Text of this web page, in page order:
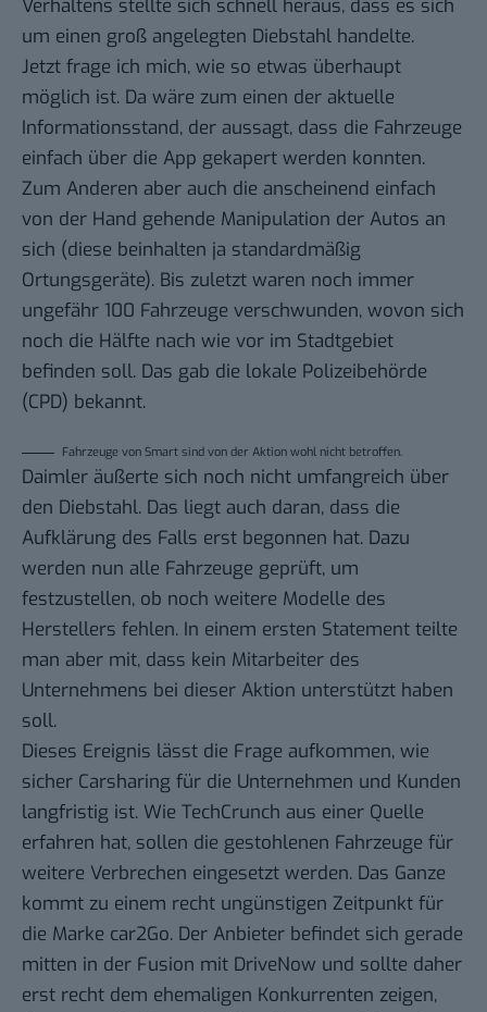
Verhaltens stellte sich schnell heraus, dass es sich
um einen groß angelegten Diebstahl handelte.
Jetzt frage ich mich, wie so etwas überhaupt
möglich ist. Da wäre zum einen der aktuelle
Informationsstand, der aussagt, dass die Fahrzeuge
einfach über die App gekapert werden konnten.
Zum Anderen aber auch die anscheinend einfach
von der Hand gehende Manipulation der Autos an
sich (diese beinhalten ja standardmäßig
Ortungsgeräte). Bis zuletzt waren noch immer
ungefähr 100 Fahrzeuge verschwunden, wovon sich
noch die Hälfte nach wie vor im Stadtgebiet
befinden soll. Das gab die lokale Polizeibehörde
(CPD) bekannt.
Fahrzeuge von Smart sind von der Aktion wohl nicht betroffen.
Daimler äußerte sich noch nicht umfangreich über
den Diebstahl. Das liegt auch daran, dass die
Aufklärung des Falls erst begonnen hat. Dazu
werden nun alle Fahrzeuge geprüft, um
festzustellen, ob noch weitere Modelle des
Herstellers fehlen. In einem ersten Statement teilte
man aber mit, dass kein Mitarbeiter des
Unternehmens bei dieser Aktion unterstützt haben
soll.
Dieses Ereignis lässt die Frage aufkommen, wie
sicher Carsharing für die Unternehmen und Kunden
langfristig ist. Wie TechCrunch aus einer Quelle
erfahren hat, sollen die gestohlenen Fahrzeuge für
weitere Verbrechen eingesetzt werden. Das Ganze
kommt zu einem recht ungünstigen Zeitpunkt für
die Marke car2Go. Der Anbieter befindet sich gerade
mitten in der Fusion mit DriveNow und sollte daher
erst recht dem ehemaligen Konkurrenten zeigen,